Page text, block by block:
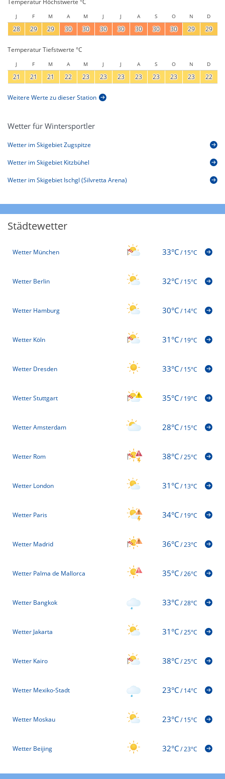
J F M A M J J A S O N D
28 29 29 30 30 30 30 30 30 30 29 29
Temperatur Tiefstwerte °C
J F M A M J J A S O N D
21 21 21 22 23 23 23 23 23 23 23 22
Weitere Werte zu dieser Station
Wetter für Wintersportler
Wetter im Skigebiet Zugspitze
Wetter im Skigebiet Kitzbühel
Wetter im Skigebiet Ischgl (Silvretta Arena)
Städtewetter
Wetter München 33°C/15°C
Wetter Berlin 32°C/15°C
Wetter Hamburg 30°C/14°C
Wetter Köln 31°C/19°C
Wetter Dresden 33°C/15°C
Wetter Stuttgart 35°C/19°C
Wetter Amsterdam 28°C/15°C
Wetter Rom 38°C/25°C
Wetter London 31°C/13°C
Wetter Paris 34°C/19°C
Wetter Madrid 36°C/23°C
Wetter Palma de Mallorca 35°C/26°C
Wetter Bangkok 33°C/28°C
Wetter Jakarta 31°C/25°C
Wetter Kairo 38°C/25°C
Wetter Mexiko-Stadt 23°C/14°C
Wetter Moskau 23°C/15°C
Wetter Beijing 32°C/23°C